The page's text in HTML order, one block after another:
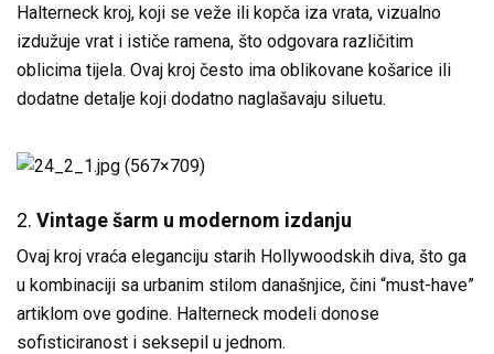
Halterneck kroj, koji se veže ili kopča iza vrata, vizualno
izdužuje vrat i ističe ramena, što odgovara različitim
oblicima tijela. Ovaj kroj često ima oblikovane košarice ili
dodatne detalje koji dodatno naglašavaju siluetu.
2. Vintage šarm u modernom izdanju
Ovaj kroj vraća eleganciju starih Hollywoodskih diva, što ga
u kombinaciji sa urbanim stilom današnjice, čini “must-have”
artiklom ove godine. Halterneck modeli donose
sofisticiranost i seksepil u jednom.